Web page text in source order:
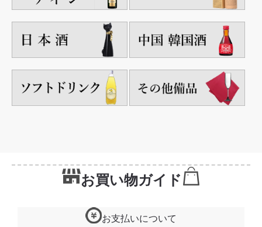
お買い物ガイド
お支払いについて